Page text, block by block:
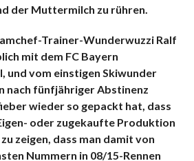
der Muttermilch zu rühren.
Trainer-Wunderwuzzi Ralf
mit dem FC Bayern
und vom einstigen Skiwunder
nach fünfjähriger Abstinenz
wieder so gepackt hat, dass
oder zugekaufte Produktion
zeigen, dass man damit von
Nummern in 08/15-Rennen